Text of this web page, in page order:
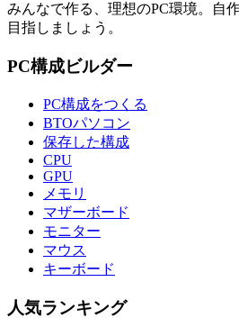
みんなで作る、理想のPC環境。 自
目指しましょう。
PC構成ビルダー
PC構成をつくる
BTOパソコン
保存した構成
CPU
GPU
メモリ
マザーボード
モニター
マウス
キーボード
人気ランキング